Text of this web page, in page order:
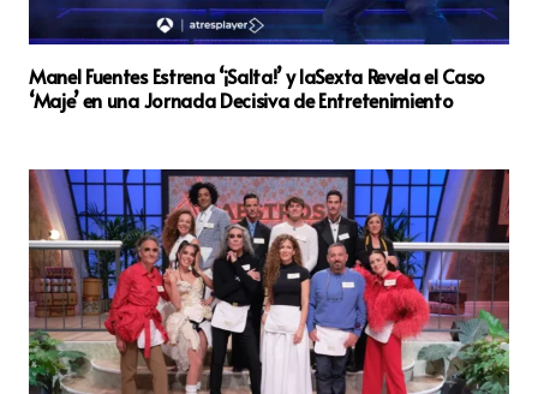
Manel Fuentes Estrena ‘¡Salta!’ y laSexta Revela el Caso
‘Maje’ en una Jornada Decisiva de Entretenimiento